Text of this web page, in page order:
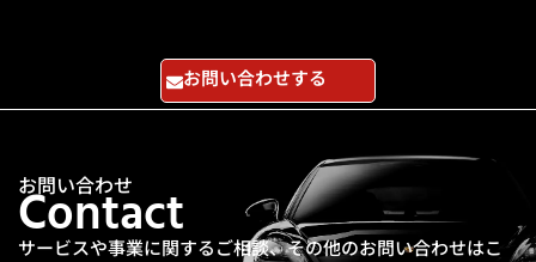
お問い合わせする
Contact
お問い合わせ
サービスや事業に関するご相談、その他のお問い合わせはこ